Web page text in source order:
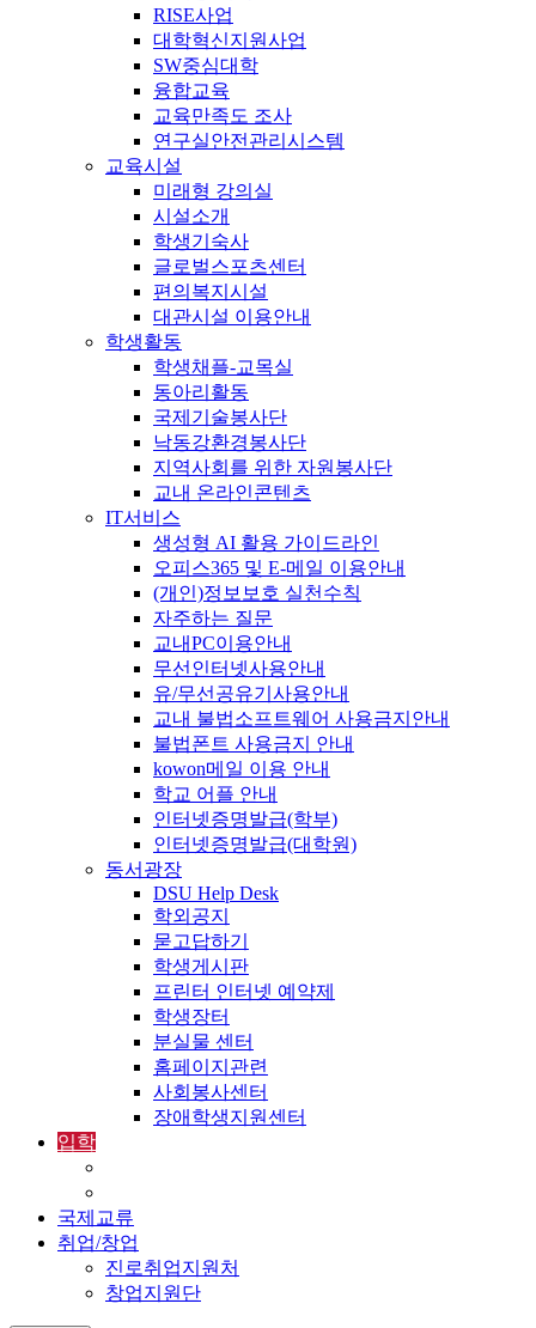
RISE사업
대학혁신지원사업
SW중심대학
융합교육
교육만족도 조사
연구실안전관리시스템
교육시설
미래형 강의실
시설소개
학생기숙사
글로벌스포츠센터
편의복지시설
대관시설 이용안내
학생활동
학생채플-교목실
동아리활동
국제기술봉사단
낙동강환경봉사단
지역사회를 위한 자원봉사단
교내 온라인콘텐츠
IT서비스
생성형 AI 활용 가이드라인
오피스365 및 E-메일 이용안내
(개인)정보보호 실천수칙
자주하는 질문
교내PC이용안내
무선인터넷사용안내
유/무선공유기사용안내
교내 불법소프트웨어 사용금지안내
불법폰트 사용금지 안내
kowon메일 이용 안내
학교 어플 안내
인터넷증명발급(학부)
인터넷증명발급(대학원)
동서광장
DSU Help Desk
학외공지
묻고답하기
학생게시판
프린터 인터넷 예약제
학생장터
분실물 센터
홈페이지관련
사회봉사센터
장애학생지원센터
입학
국제교류
취업/창업
진로취업지원처
창업지원단